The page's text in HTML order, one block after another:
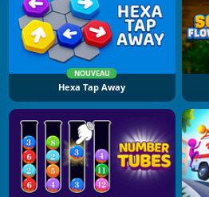
NOUVEAU
Hexa Tap Away